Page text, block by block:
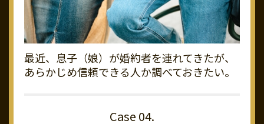
最近、息子（娘）が婚約者を連れてきたが、
あらかじめ信頼できる人か調べておきたい。